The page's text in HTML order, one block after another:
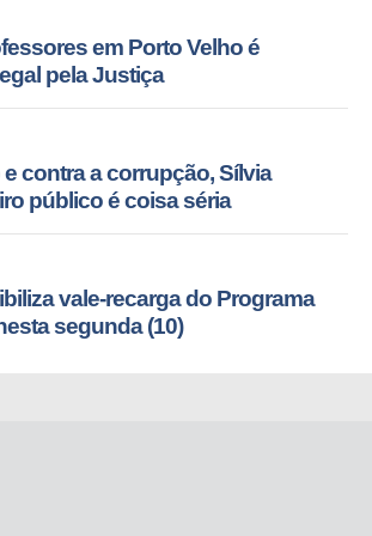
em Porto Velho é
pela Justiça
contra a corrupção, Sílvia
público é coisa séria
vale-recarga do Programa
segunda (10)